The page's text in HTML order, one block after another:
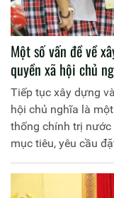
Một số vấn đề về
quyền xã hội chủ
Tiếp tục xây dựng
hội chủ nghĩa là
thống chính trị
mục tiêu, yêu cầu
hành khoa học, bài
hợp, hiệu quả, khả